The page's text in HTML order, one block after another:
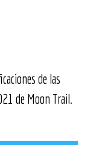
de las
de Moon Trail.